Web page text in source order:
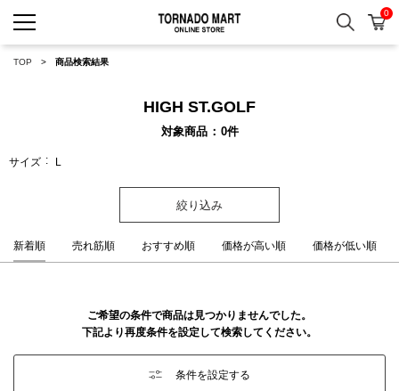
検索 カ
0
TOP 商品検索結果
HIGH ST.GOLF
対象商品 0件
サイズ L
絞り込み
新着順 売れ筋順 おすすめ順 価格が高い順 価格が低い順
ご希望の条件で商品は見つかりませんでした。
下記より再度条件を設定して検索してください。
条件を設定する